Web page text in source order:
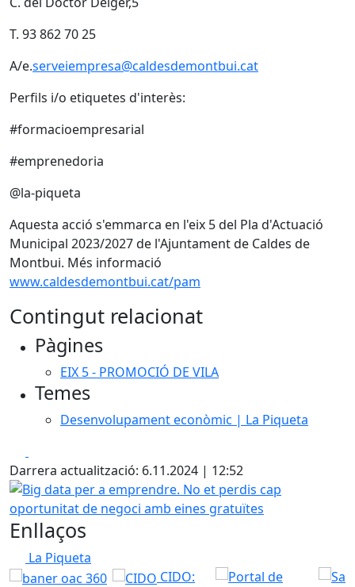
T. 93 862 70 25
A/e.serveiempresa@caldesdemontbui.cat
Perfils i/o etiquetes d'interès:
#formacioempresarial
#emprenedoria
@la-piqueta
Aquesta acció s'emmarca en l'eix 5 del Pla d'Actuació
Municipal 2023/2027 de l'Ajuntament de Caldes de
Montbui. Més informació
www.caldesdemontbui.cat/pam
Contingut relacionat
Pàgines
EIX 5 - PROMOCIÓ DE VILA
Temes
Desenvolupament econòmic | La Piqueta
Darrera actualització: 6.11.2024 | 12:52
Big data per a emprendre. No et perdis cap oportunitat
Enllaços
La Piqueta
CIDO: